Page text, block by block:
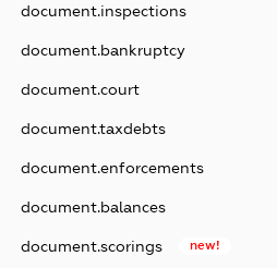
document.inspections
document.bankruptcy
document.court
document.taxdebts
document.enforcements
document.balances
document.scorings new!